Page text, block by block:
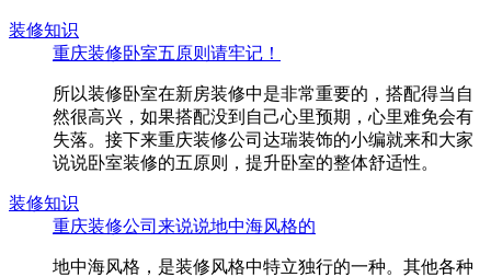
装修知识
重庆装修卧室五原则请牢记！
所以装修卧室在新房装修中是非常重要的，搭配得当自
然很高兴，如果搭配没到自己心里预期，心里难免会有
失落。接下来重庆装修公司达瑞装饰的小编就来和大家
说说卧室装修的五原则，提升卧室的整体舒适性。
装修知识
重庆装修公司来说说地中海风格的
地中海风格，是装修风格中特立独行的一种。其他各种